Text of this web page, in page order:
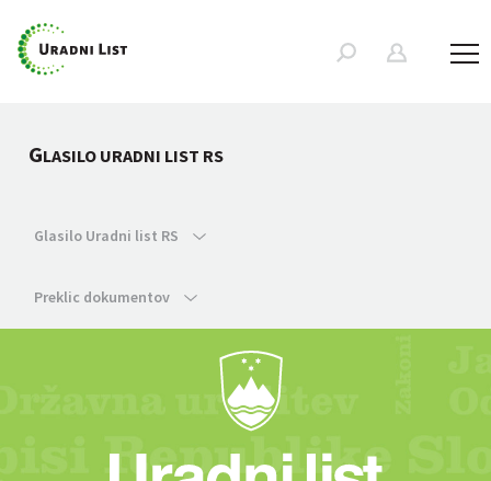
GLASILO URADNI LIST RS
Glasilo Uradni list RS
Preklic dokumentov